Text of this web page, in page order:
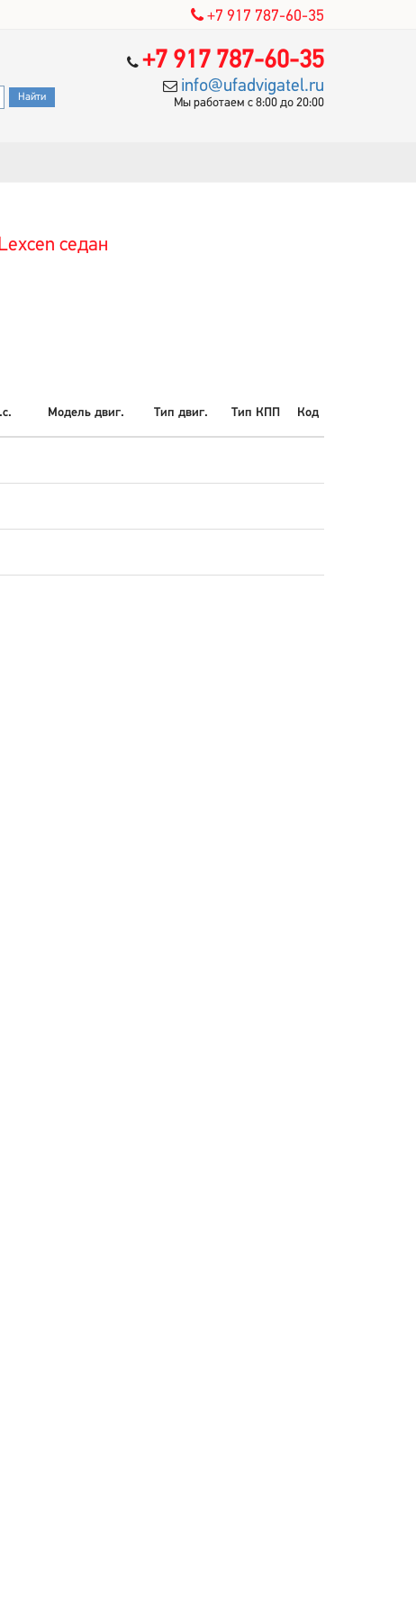
+7 917 787-60-35
+7 917 787-60-35
info@ufadvigatel.ru
Мы работаем с 8:00 до 20:00
седан
Модель двиг. Тип двиг. Тип КПП Код